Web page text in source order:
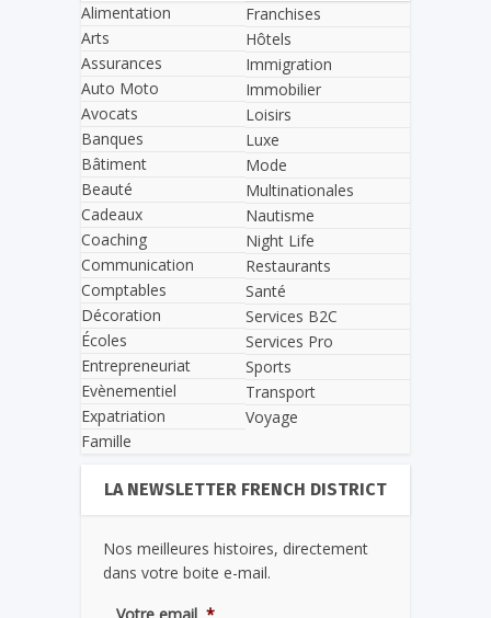
Alimentation
Arts
Assurances
Auto Moto
Avocats
Banques
Bâtiment
Beauté
Cadeaux
Coaching
Communication
Comptables
Décoration
Écoles
Entrepreneuriat
Evènementiel
Expatriation
Famille
Franchises
Hôtels
Immigration
Immobilier
Loisirs
Luxe
Mode
Multinationales
Nautisme
Night Life
Restaurants
Santé
Services B2C
Services Pro
Sports
Transport
Voyage
LA NEWSLETTER FRENCH DISTRICT
Nos meilleures histoires, directement
dans votre boite e-mail.